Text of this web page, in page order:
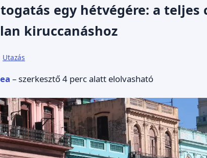
egy hétvégére: a teljes
kiruccanáshoz
Utazás
– szerkesztő4 perc alatt elolvasható